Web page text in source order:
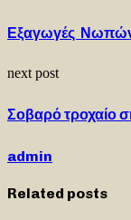
Εξαγωγές
next post
Σοβαρό τροχαίο
admin
Related posts